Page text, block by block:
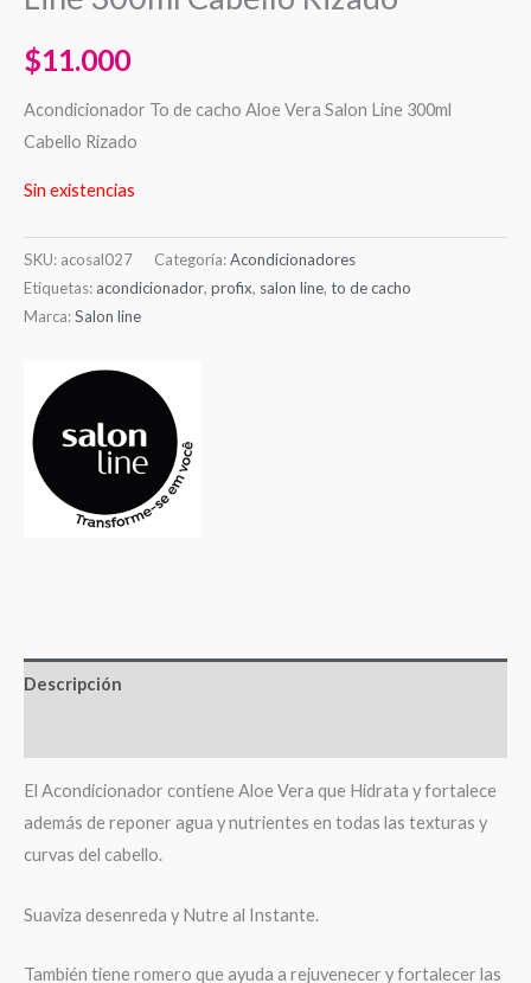
$11.000
Acondicionador To de cacho Aloe Vera Salon Line 300ml
Cabello Rizado
Sin existencias
SKU: acosal027 Categoría:Acondicionadores
Etiquetas: acondicionador, profix, salon line, to de cacho
Marca:Salon line
Descripción
El Acondicionador contiene Aloe Vera que Hidrata y fortalece
además de reponer agua y nutrientes en todas las texturas y
curvas del cabello.
Suaviza desenreda y Nutre al Instante.
También tiene romero que ayuda a rejuvenecer y fortalecer las